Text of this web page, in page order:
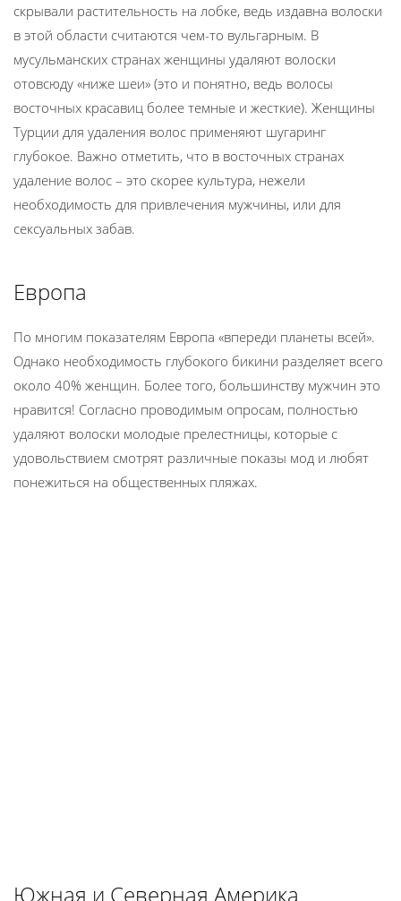
скрывали растительность на лобке, ведь издавна волоски
в этой области считаются чем-то вульгарным. В
мусульманских странах женщины удаляют волоски
отовсюду «ниже шеи» (это и понятно, ведь волосы
восточных красавиц более темные и жесткие). Женщины
Турции для удаления волос применяют шугаринг
глубокое. Важно отметить, что в восточных странах
удаление волос – это скорее культура, нежели
необходимость для привлечения мужчины, или для
сексуальных забав.
Европа
По многим показателям Европа «впереди планеты всей».
Однако необходимость глубокого бикини разделяет всего
около 40% женщин. Более того, большинству мужчин это
нравится! Согласно проводимым опросам, полностью
удаляют волоски молодые прелестницы, которые с
удовольствием смотрят различные показы мод и любят
понежиться на общественных пляжах.
Южная и Северная Америка